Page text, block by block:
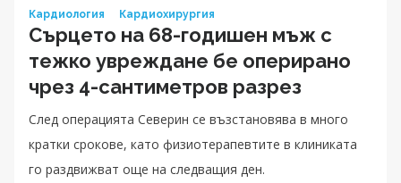
Кардиология Кардиохирургия
Сърцето на 68-годишен мъж с
тежко увреждане бе оперирано
чрез 4-сантиметров разрез
След операцията Северин се възстановява в много
кратки срокове, като физиотерапевтите в клиниката
го раздвижват още на следващия ден.